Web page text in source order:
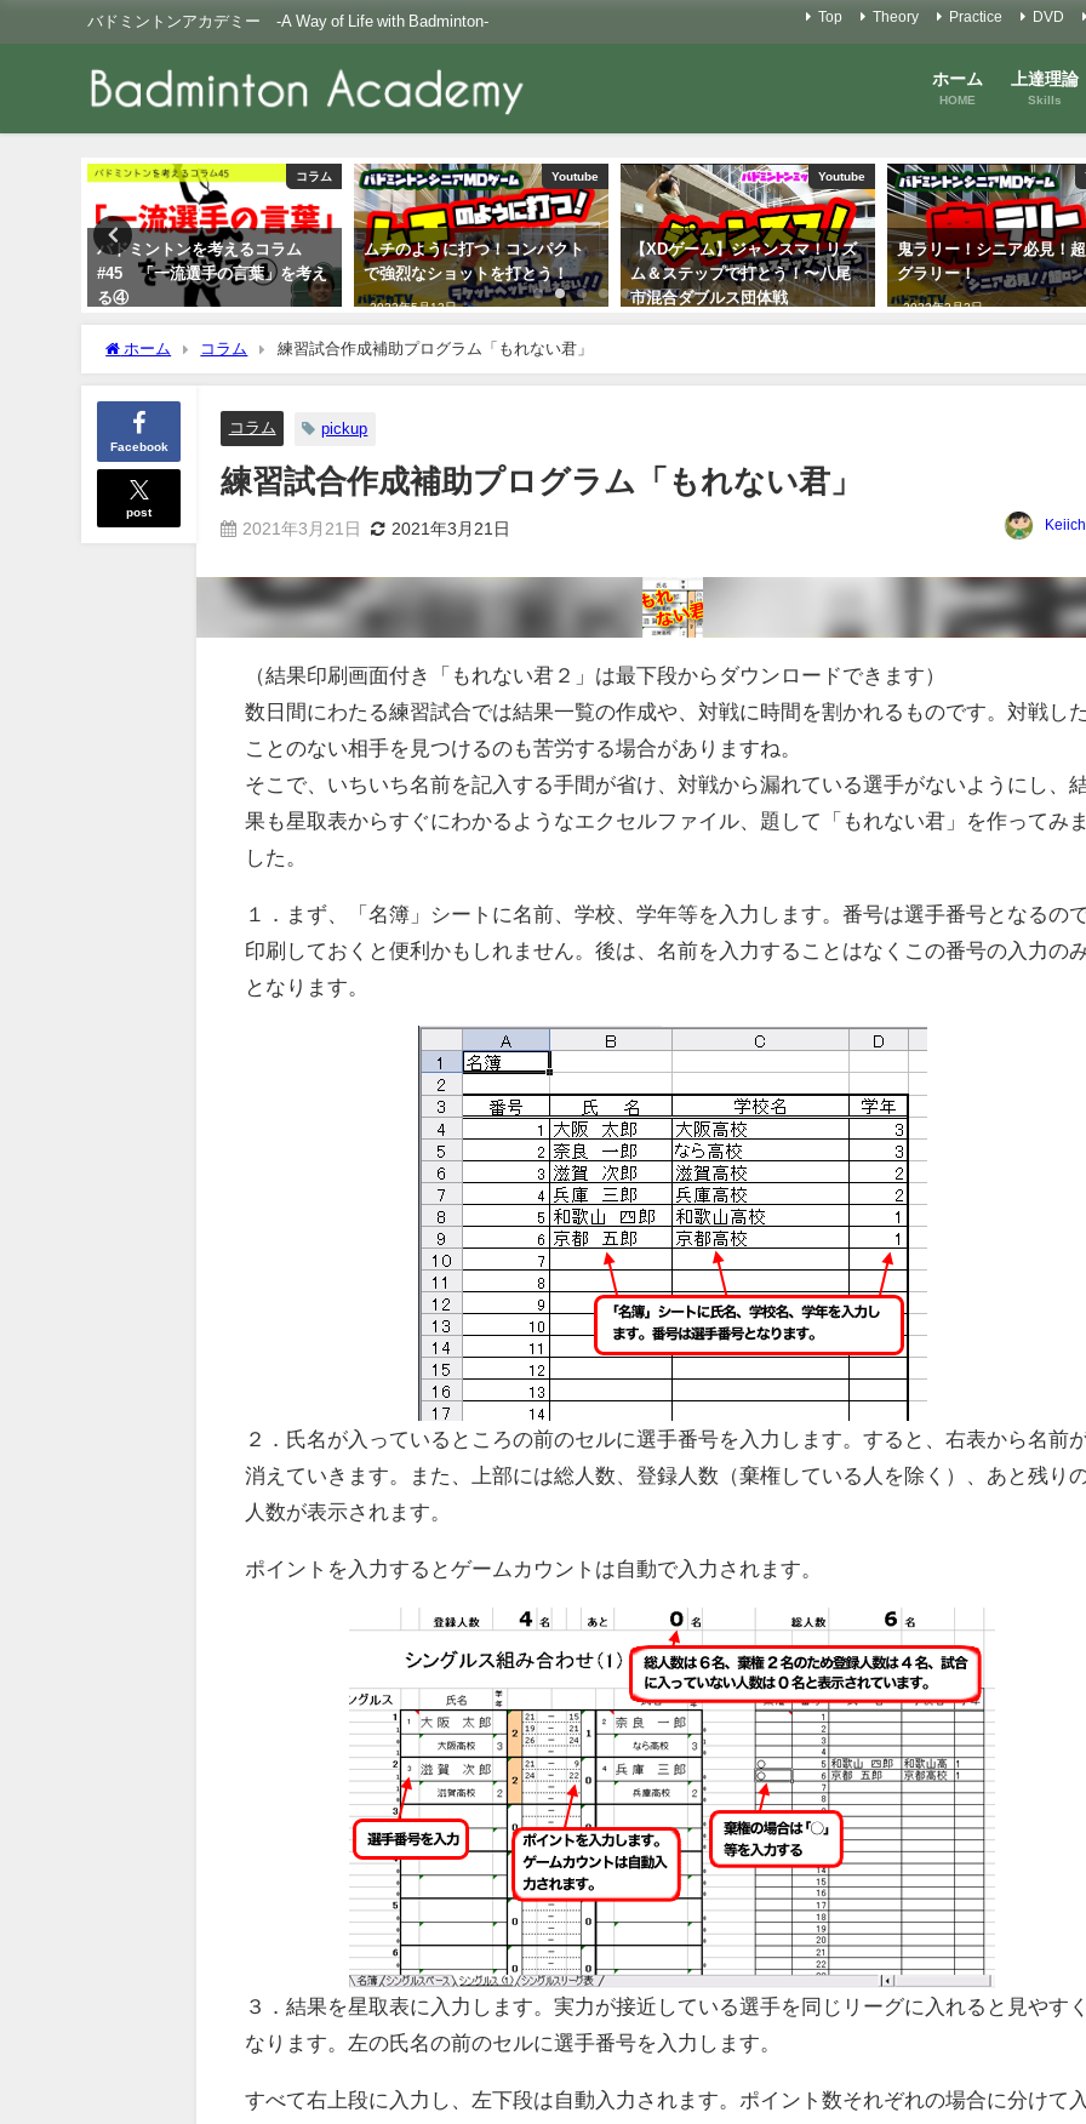
バドミントンアカデミー -A Way of Life with Badminton- Top Theory Practice DVD
ホーム
HOME
上達理論
Skills
コラム
バドミントンを考えるコラム
#45 「一流選手の言葉」を考え
る④
Youtube
ムチのように打つ！コンパクト
で強烈なショットを打とう！
2022年5月13日
Youtube
【XDゲーム】ジャンスマ！リズ
ム＆ステップで打とう！〜八尾
市混合ダブルス団体戦
鬼ラリー！シニア必見！
グラリー！
2022年2月2日
ホーム コラム 練習試合作成補助プログラム「もれない君」
Facebook
post
コラム pickup
練習試合作成補助プログラム「もれない君」
2021年3月21日 2021年3月21日
（結果印刷画面付き「もれない君２」は最下段からダウンロードできます）
数日間にわたる練習試合では結果一覧の作成や、対戦に時間を割かれるものです。対戦し
ことのない相手を見つけるのも苦労する場合がありますね。
そこで、いちいち名前を記入する手間が省け、対戦から漏れている選手がないようにし、
果も星取表からすぐにわかるようなエクセルファイル、題して「もれない君」を作ってみ
した。
１．まず、「名簿」シートに名前、学校、学年等を入力します。番号は選手番号となるの
印刷しておくと便利かもしれません。後は、名前を入力することはなくこの番号の入力の
となります。
２．氏名が入っているところの前のセルに選手番号を入力します。すると、右表から名前
消えていきます。また、上部には総人数、登録人数（棄権している人を除く）、あと残り
人数が表示されます。
ポイントを入力するとゲームカウントは自動で入力されます。
３．結果を星取表に入力します。実力が接近している選手を同じリーグに入れると見やす
なります。左の氏名の前のセルに選手番号を入力します。
すべて右上段に入力し、左下段は自動入力されます。ポイント数それぞれの場合に分けて